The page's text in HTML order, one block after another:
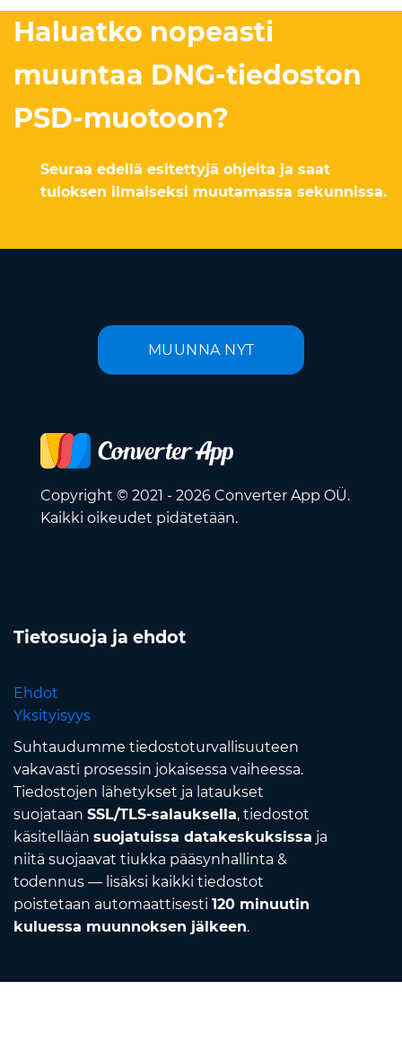
Haluatko nopeasti
muuntaa DNG-tiedoston
PSD-muotoon?
Seuraa edellä esitettyjä ohjeita ja saat
tuloksen ilmaiseksi muutamassa sekunnissa.
MUUNNA NYT
Copyright © 2021 - 2026 Converter App OÜ.
Kaikki oikeudet pidätetään.
Tietosuoja ja ehdot
Ehdot
Yksityisyys
Suhtaudumme tiedostoturvallisuuteen
vakavasti prosessin jokaisessa vaiheessa.
Tiedostojen lähetykset ja lataukset
suojataan SSL/TLS-salauksella, tiedostot
käsitellään suojatuissa datakeskuksissa ja
niitä suojaavat tiukka pääsynhallinta &
todennus — lisäksi kaikki tiedostot
poistetaan automaattisesti 120 minuutin
kuluessa muunnoksen jälkeen.